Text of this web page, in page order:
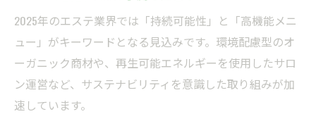
自分に合うエステトレンドの見極め方
美容目線で選ぶエステのトレンド活用術
パーソナライズドエステの選び方と魅力
トレンドエステで叶える理想の美容ケア
2025年のエステ業界では「持続可能性」と「高機能メニ
ュー」がキーワードとなる見込みです。環境配慮型のオ
ーガニック商材や、再生可能エネルギーを使用したサロ
ン運営など、サステナビリティを意識した取り組みが加
速しています。